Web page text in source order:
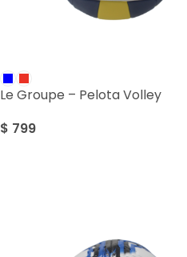
Le Groupe – Pelota Volley
$ 799